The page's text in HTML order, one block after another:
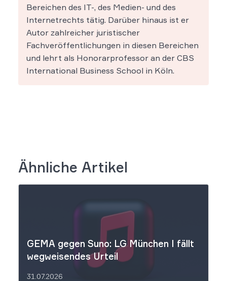
Bereichen des IT-, des Medien- und des
Internetrechts tätig. Darüber hinaus ist er
Autor zahlreicher juristischer
Fachveröffentlichungen in diesen Bereichen
und lehrt als Honorarprofessor an der CBS
International Business School in Köln.
Ähnliche Artikel
GEMA gegen Suno: LG München I fällt
wegweisendes Urteil
31.07.2026